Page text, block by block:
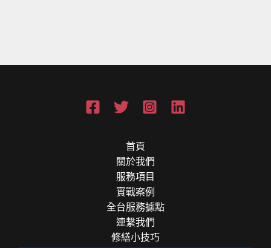
首頁
關於我們
服務項目
實戰案例
全台服務據點
連繫我們
修繕小技巧